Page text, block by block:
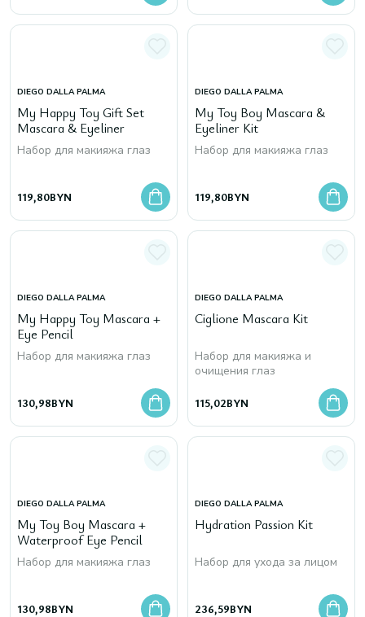
DIEGO DALLA PALMA
My Happy Toy Gift Set
Mascara & Eyeliner
Набор для макияжа глаз
119,80BYN
DIEGO DALLA PALMA
My Toy Boy Mascara &
Eyeliner Kit
Набор для макияжа глаз
119,80BYN
DIEGO DALLA PALMA
My Happy Toy Mascara +
Eye Pencil
Набор для макияжа глаз
130,98BYN
DIEGO DALLA PALMA
Ciglione Mascara Kit
Набор для макияжа и
очищения глаз
115,02BYN
DIEGO DALLA PALMA
My Toy Boy Mascara +
Waterproof Eye Pencil
Набор для макияжа глаз
130,98BYN
DIEGO DALLA PALMA
Hydration Passion Kit
Набор для ухода за лицом
236,59BYN